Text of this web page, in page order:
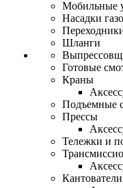
Мобильные
Насадки
Шланги
Готовые
Краны
Подъемные
Прессы
Тележки и
Кантователи